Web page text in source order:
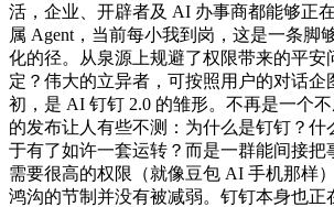
活，企业、开辟者及 AI 办事商都能够正
属 Agent，当前每小我到岗，这是一条脚
化的径。从泉源上规避了权限带来的平安
定？伟大的立异者，可按照用户的对话企
初，是 AI 钉钉 2.0 的雏形。不再是一个
的发布让人有些不测：为什么是钉钉？什
于有了如许一套运转？而是一群能间接把
需要很高的权限（就像豆包 AI 手机那样
鸿沟的节制并没有被减弱。钉钉本身也正